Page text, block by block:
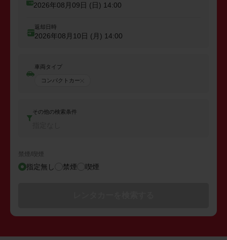
2026年08月09日 (日) 14:00
返却日時
2026年08月10日 (月) 14:00
車両タイプ
コンパクトカー
その他の検索条件
禁煙/喫煙
指定無し 禁煙 喫煙